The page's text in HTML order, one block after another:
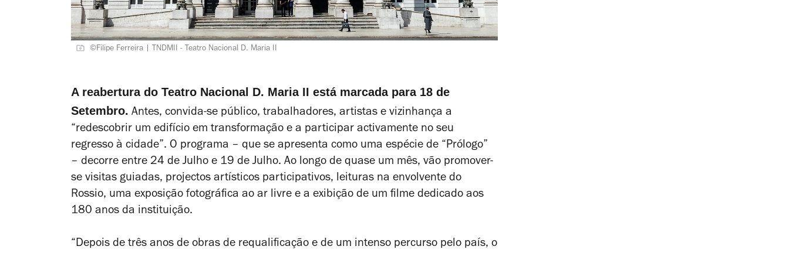
©Filipe Ferreira | TNDMII - Teatro Nacional D. Maria II
A reabertura do Teatro Nacional D. Maria II está marcada para 18 de
Setembro. Antes, convida-se público, trabalhadores, artistas e vizinhança a
“redescobrir um edifício em transformação e a participar activamente no seu
regresso à cidade”. O programa – que se apresenta como uma espécie de “Prólogo”
– decorre entre 24 de Julho e 19 de Julho. Ao longo de quase um mês, vão promover-
se visitas guiadas, projectos artísticos participativos, leituras na envolvente do
Rossio, uma exposição fotográfica ao ar livre e a exibição de um filme dedicado aos
180 anos da instituição.
“Depois de três anos de obras de requalificação e de um intenso percurso pelo país, o